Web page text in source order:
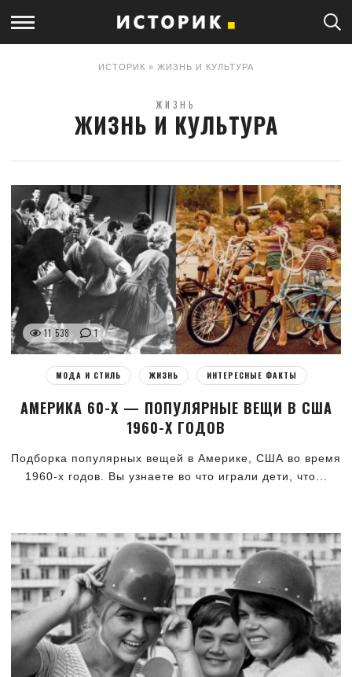
ИСТОРИК » ЖИЗНЬ И КУЛЬТУРА
ЖИЗНЬ
ЖИЗНЬ И КУЛЬТУРА
11 538 1
МОДА И СТИЛЬ ЖИЗНЬ ИНТЕРЕСНЫЕ ФАКТЫ
АМЕРИКА 60-Х — ПОПУЛЯРНЫЕ ВЕЩИ В США
1960-Х ГОДОВ
Подборка популярных вещей в Америке, США во время
1960-х годов. Вы узнаете во что играли дети, что...